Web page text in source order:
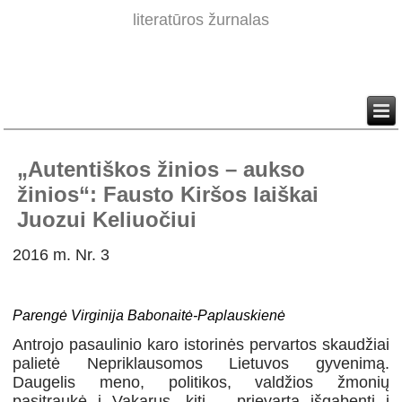
literatūros žurnalas
„Autentiškos žinios – aukso
žinios“: Fausto Kiršos laiškai
Juozui Keliuočiui
2016 m. Nr. 3
Parengė Virginija Babonaitė-Paplauskienė
Antrojo pasaulinio karo istorinės pervartos skaudžiai
palietė Nepriklausomos Lietuvos gyvenimą.
Daugelis meno, politikos, valdžios žmonių